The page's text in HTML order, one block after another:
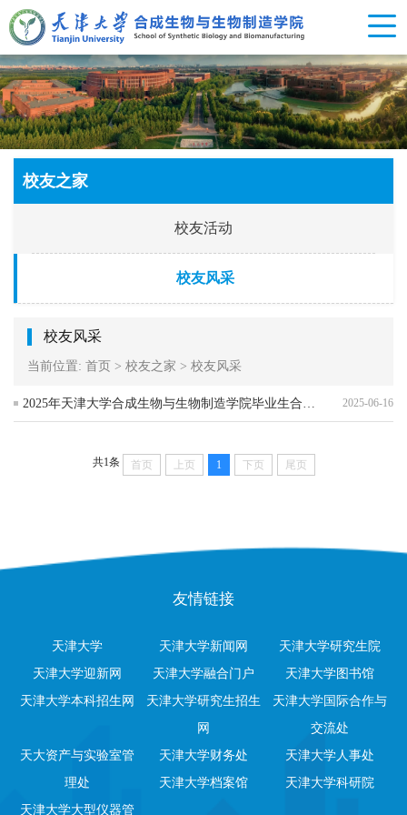
校友之家
校友活动
校友风采
校友风采
当前位置: 首页 > 校友之家 > 校友风采
2025-06-16
共1条 首页 上页 1 下页 尾页
友情链接
天津大学 天津大学新闻网
天津大学研究生院
天津大学迎新网
天津大学融合门户
天津大学图书馆
天津大学本科招生网
天津大学研究生招生
网
天津大学国际合作与
交流处
天大资产与实验室管
理处
天津大学财务处
天津大学人事处
天津大学档案馆
天津大学科研院
天津大学大型仪器管